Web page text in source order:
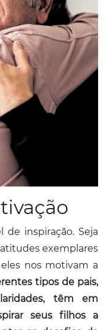
de inspiração. Seja
atitudes exemplares
nos motivam a
tipos de pais,
têm em
seus filhos a